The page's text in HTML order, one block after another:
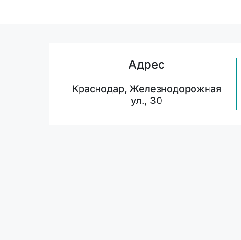
Адрес
Краснодар, Железнодорожная
ул., 30